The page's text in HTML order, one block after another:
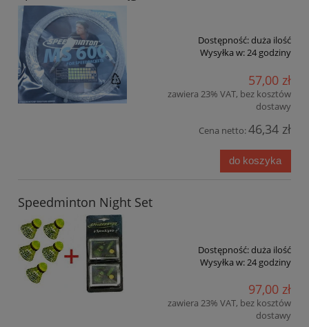
Dostępność:duża ilość
Wysyłka w:24 godziny
57,00 zł
zawiera 23% VAT, bez kosztów
dostawy
Cena netto:46,34 zł
do koszyka
Speedminton Night Set
Dostępność:duża ilość
Wysyłka w:24 godziny
97,00 zł
zawiera 23% VAT, bez kosztów
dostawy